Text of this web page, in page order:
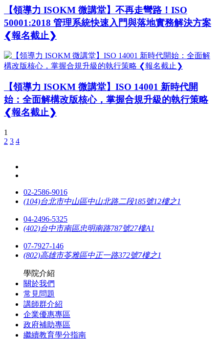
【領導力 ISOKM 微講堂】不再走彎路！ISO
50001:2018 管理系統快速入門與落地實務解決方案
❮報名截止❯
【領導力 ISOKM 微講堂】ISO 14001 新時代開
始：全面解構改版核心，掌握合規升級的執行策略
❮報名截止❯
1
2 3 4
02-2586-9016
(104)台北市中山區中山北路二段185號12樓之1
04-2496-5325
(402)台中市南區忠明南路787號27樓A1
07-7927-146
(802)高雄市苓雅區中正一路372號7樓之1
學院介紹
關於我們
常見問題
講師群介紹
企業優惠專區
政府補助專區
繼續教育學分指南